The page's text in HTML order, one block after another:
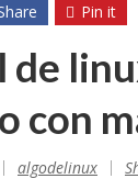
Pin it
de
con
algodelinux